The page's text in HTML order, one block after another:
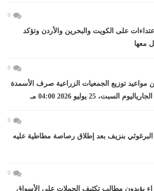
0
على الكويت والبحرين والأردن وتؤكد
معها
0
مواعيد توزيع الجمعيات الزراعية صرف الأسمدة
السبت، 25 يوليو 2026 04:00 مـ
0
البرغوثي بنزيف بعد إطلاق رصاصة مطاطية عليه
0
يؤيدون مطالب تكثيف الحملات على الأسواق